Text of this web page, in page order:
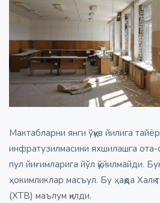
Мактабларни янги ўқув йилига
инфратузилмасини яхшилашга
пул йиғимларига йўл қўйилмайди.
ҳокимликлар масъул. Бу ҳақда Халқ
(ХТВ) маълум қилди.